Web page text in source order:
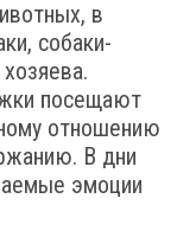
в
собаки-
посещают
отношению
В дни
эмоции